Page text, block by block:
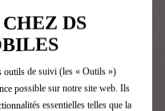
DS
outils de suivi (les « Outils »)
possible sur notre site web. Ils
essentielles telles que la